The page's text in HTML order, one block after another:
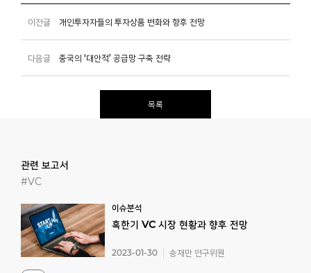
이전글 개인투자자들의 투자상품 변화와 향후 전망
다음글 중국의 ‘대안적’ 공급망 구축 전략
목록
관련 보고서
#VC
이슈분석
혹한기 VC 시장 현황과 향후 전망
2023-01-30 송재만 연구위원